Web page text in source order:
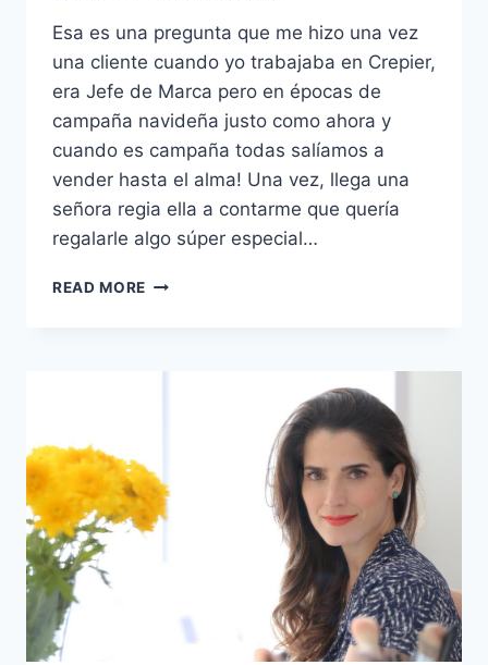
Esa es una pregunta que me hizo una vez
una cliente cuando yo trabajaba en Crepier,
era Jefe de Marca pero en épocas de
campaña navideña justo como ahora y
cuando es campaña todas salíamos a
vender hasta el alma! Una vez, llega una
señora regia ella a contarme que quería
regalarle algo súper especial…
READ MORE HAUL
ESA
PERSONA
TAN
ESPECIAL